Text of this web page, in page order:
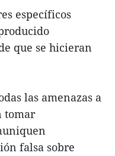
específicos
que se hicieran
las amenazas a
tomar
falsa sobre